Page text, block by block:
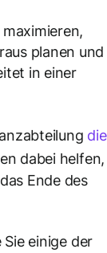
planen und
in einer
die
dabei helfen,
Ende des
einige der